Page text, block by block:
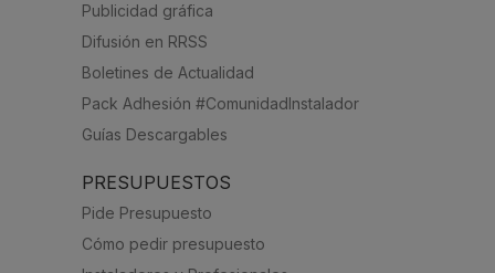
Publicidad gráfica
Difusión en RRSS
Boletines de Actualidad
Pack Adhesión #ComunidadInstalador
Guías Descargables
PRESUPUESTOS
Pide Presupuesto
Cómo pedir presupuesto